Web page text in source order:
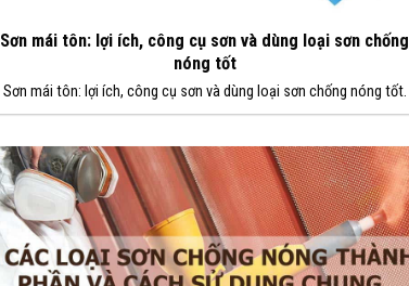
Sơn mái tôn: lợi ích, công cụ sơn và dùng loại sơn chống
nóng tốt
Sơn mái tôn: lợi ích, công cụ sơn và dùng loại sơn chống nóng tốt.